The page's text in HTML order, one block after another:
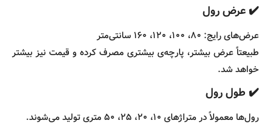
✔️ عرض رول
عرض‌های رایج: ۸۰، ۱۰۰، ۱۲۰، ۱۶۰ سانتی‌متر
طبیعتاً عرض بیشتر، پارچه‌ی بیشتری مصرف کرده و قیمت نیز بیشتر
خواهد شد.
✔️ طول رول
رول‌ها معمولاً در متراژهای ۱۰، ۲۰، ۲۵، ۵۰ متری تولید می‌شوند.